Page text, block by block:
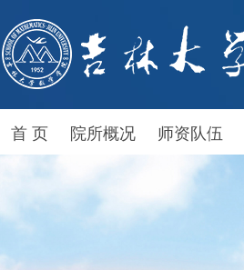
首 页 院所概况 师资队伍